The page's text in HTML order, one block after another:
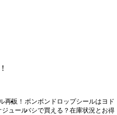
再販！
ジュール
ボンボンドロップシールはヨド
バシで買える？在庫状況とお得